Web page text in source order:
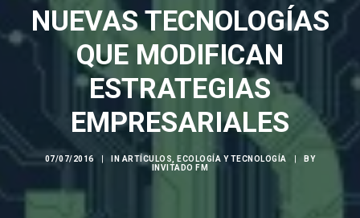
SEARCH
CART
NUEVAS TECNOLOGÍAS
QUE MODIFICAN
ESTRATEGIAS
EMPRESARIALES
07/07/2016 IN ARTÍCULOS ECOLOGÍA Y TECNOLOGÍA
BY
INVITADO FM